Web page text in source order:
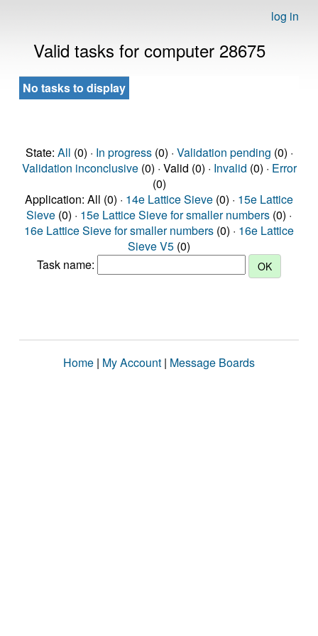
log in
Valid tasks for computer 28675
No tasks to display
State: All (0) · In progress(0) · Validation pending (0) ·
Validation inconclusive(0) · Valid (0) · Invalid (0) · Error
(0)
Application: All (0) · 14e Lattice Sieve (0) · 15e Lattice
Sieve (0) · 15e Lattice Sieve for smaller numbers (0) ·
16e Lattice Sieve for smaller numbers (0) · 16e Lattice
Sieve V5 (0)
Task name:
Home | My Account | Message Boards